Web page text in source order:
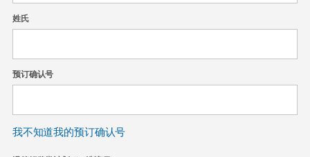
姓氏
预订确认号
我不知道我的预订确认号